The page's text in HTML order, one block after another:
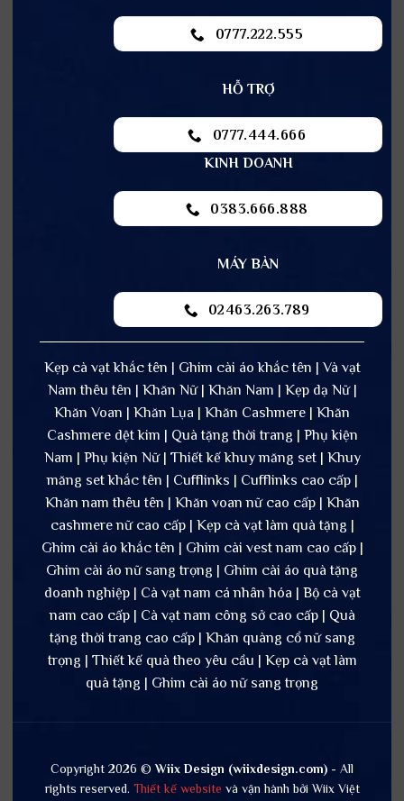
0777.222.555
HỖ TRỢ
0777.444.666
KINH DOANH
0383.666.888
MÁY BÀN
02463.263.789
Kẹp cà vạt khắc tên | Ghim cài áo khắc tên | Và vạt
Nam thêu tên | Khăn Nữ | Khăn Nam | Kẹp dạ Nữ |
Khăn Voan | Khăn Lụa | Khăn Cashmere | Khăn
Cashmere dệt kim | Quà tặng thời trang | Phụ kiện
Nam | Phụ kiện Nữ | Thiết kế khuy măng set | Khuy
măng set khắc tên | Cufflinks | Cufflinks cao cấp |
Khăn nam thêu tên | Khăn voan nữ cao cấp | Khăn
cashmere nữ cao cấp | Kẹp cà vạt làm quà tặng |
Ghim cài áo khắc tên | Ghim cài vest nam cao cấp |
Ghim cài áo nữ sang trọng | Ghim cài áo quà tặng
doanh nghiệp | Cà vạt nam cá nhân hóa | Bộ cà vạt
nam cao cấp | Cà vạt nam công sở cao cấp | Quà
tặng thời trang cao cấp | Khăn quàng cổ nữ sang
trọng | Thiết kế quà theo yêu cầu | Kẹp cà vạt làm
quà tặng | Ghim cài áo nữ sang trọng
Copyright 2026 ©Wiix Design (wiixdesign.com) - All
rights reserved. Thiết kế website và vận hành bởi Wiix Việt